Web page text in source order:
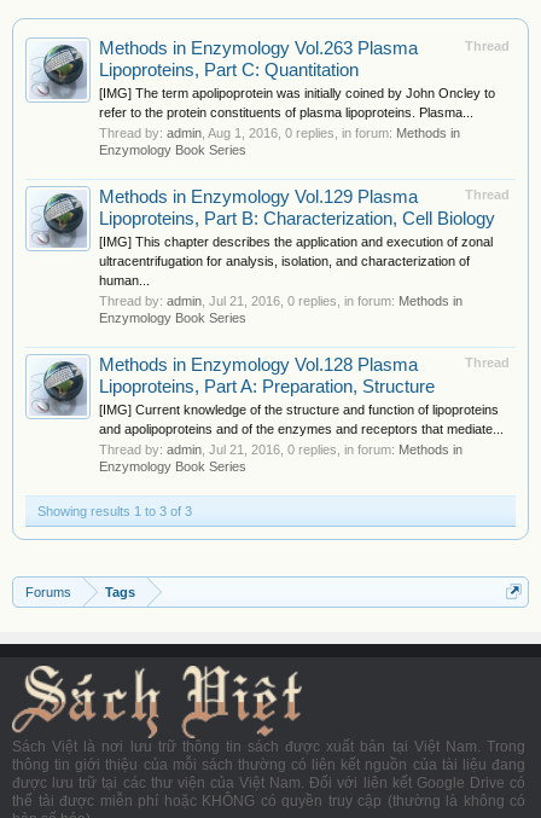
Thread
Methods in Enzymology Vol.263 Plasma
Lipoproteins, Part C: Quantitation
[IMG] The term apolipoprotein was initially coined by John Oncley to
refer to the protein constituents of plasma lipoproteins. Plasma...
Thread by: admin Aug 1, 2016 , 0 replies, in forum: Methods in
Enzymology Book Series
Thread
Methods in Enzymology Vol.129 Plasma
Lipoproteins, Part B: Characterization, Cell Biology
[IMG] This chapter describes the application and execution of zonal
ultracentrifugation for analysis, isolation, and characterization of
human...
Thread by: admin Jul 21, 2016 , 0 replies, in forum: Methods in
Enzymology Book Series
Thread
Methods in Enzymology Vol.128 Plasma
Lipoproteins, Part A: Preparation, Structure
[IMG] Current knowledge of the structure and function of lipoproteins
and apolipoproteins and of the enzymes and receptors that mediate...
Thread by: admin Jul 21, 2016 , 0 replies, in forum: Methods in
Enzymology Book Series
Showing results 1 to 3 of 3
Forums Tags
Sách Việt là nơi lưu trữ thông tin sách được xuất bản tại Việt Nam. Trong
thông tin giới thiệu của mỗi sách thường có liên kết nguồn của tài liệu đang
được lưu trữ tại các thư viện của Việt Nam. Đối với liên kết Google Drive có
thể tải được miễn phí hoặc KHÔNG có quyền truy cập (thường là không có